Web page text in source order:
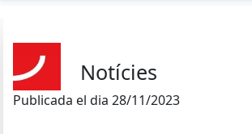
Notícies
Publicada el dia 28/11/2023